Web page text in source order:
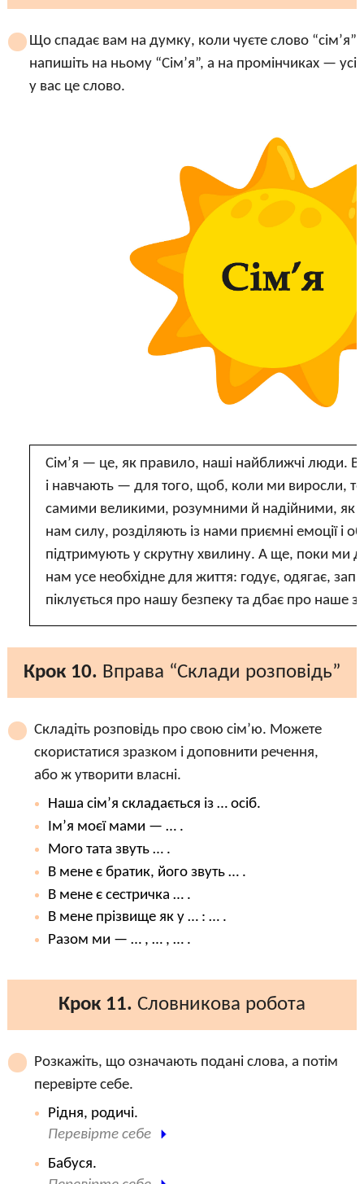
Що спадає вам на думку, коли чуєте слово
напишіть на ньому “Сім’я”, а на промінчиках — усі
у вас це слово.
Сім’я — це, як правило, наші найближчі люди.
і навчають — для того, щоб, коли ми виросли,
самими великими, розумними й надійними, як
нам силу, розділяють із нами приємні емоції і
підтримують у скрутну хвилину. А ще, поки ми
нам усе необхідне для життя: годує, одягає,
піклується про нашу безпеку та дбає про наше
Крок 10. Вправа “Склади розповідь”
Складіть розповідь про свою сім’ю. Можете
скористатися зразком і доповнити речення,
або ж утворити власні.
Наша сім’я складається із … осіб.
Ім’я моєї мами — … .
Мого тата звуть … .
В мене є братик, його звуть … .
В мене є сестричка … .
В мене прізвище як у … : … .
Разом ми — … , … , … .
Крок 11. Словникова робота
Розкажіть, що означають подані слова, а потім
перевірте себе.
Рідня, родичі.
Перевірте себе
Бабуся.